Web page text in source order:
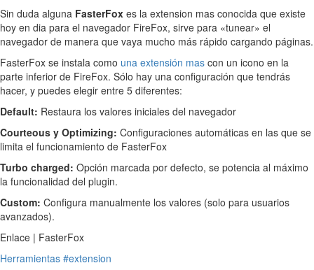
Sin duda alguna FasterFox es la extension mas conocida que existe
hoy en dia para el navegador FireFox, sirve para «tunear» el
navegador de manera que vaya mucho más rápido cargando páginas.
FasterFox se instala como una extensión mas con un icono en la
parte inferior de FireFox. Sólo hay una configuración que tendrás
hacer, y puedes elegir entre 5 diferentes:
Default: Restaura los valores iniciales del navegador
Courteous y Optimizing: Configuraciones automáticas en las que se
limita el funcionamiento de FasterFox
Turbo charged: Opción marcada por defecto, se potencia al máximo
la funcionalidad del plugin.
Custom: Configura manualmente los valores (solo para usuarios
avanzados).
Enlace | FasterFox
Herramientas #extension